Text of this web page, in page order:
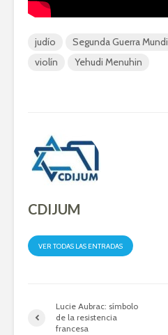
judío Segunda Guerra
violín
Yehudi Menuhin
CDIJUM
VER TODAS LAS ENTRADAS
Lucie Aubrac: símbolo
de la resistencia
francesa